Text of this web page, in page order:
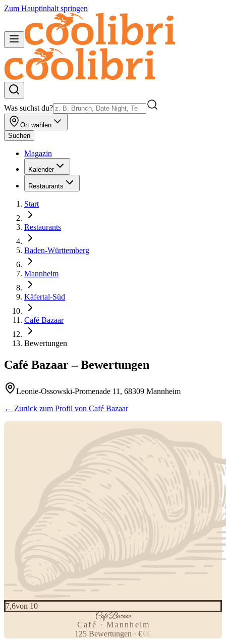
Zum Hauptinhalt springen
Was suchst du?
Ort wählen
Suchen
Magazin
Kalender
Restaurants
Start
Restaurants
Baden-Württemberg
Mannheim
Käfertal-Süd
Café Bazaar
Bewertungen
Café Bazaar – Bewertungen
Leonie-Ossowski-Promenade 11, 68309 Mannheim
← Zurück zum Profil von Café Bazaar
7,6von 10
Café Bazaar
Café · Mannheim
125 Bewertungen ·€€€